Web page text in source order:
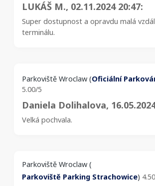
LUKÁŠ M., 02.11.2024 20:47:
Super dostupnost a opravdu malá
terminálu.
Parkoviště Wroclaw (Oficiální
5.00/5
Daniela Dolihalova,
Velká pochvala.
Parkoviště Wroclaw (
Parkoviště Parking Strachowice)